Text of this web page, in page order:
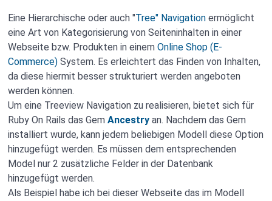
Eine Hierarchische oder auch "Tree" Navigationermöglicht
eine Art von Kategorisierung von Seiteninhalten in einer
Webseite bzw. Produkten in einem Online Shop (E-
Commerce)System. Es erleichtert das Finden von Inhalten,
da diese hiermit besser strukturiert werden angeboten
werden können.
Um eine Treeview Navigation zu realisieren, bietet sich für
Ruby On Rails das Gem Ancestryan. Nachdem das Gem
installiert wurde, kann jedem beliebigen Modell diese Option
hinzugefügt werden. Es müssen dem entsprechenden
Model nur 2 zusätzliche Felder in der Datenbank
hinzugefügt werden.
Als Beispiel habe ich bei dieser Webseite das im Modell